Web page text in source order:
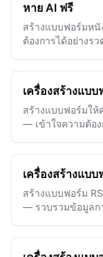
หาย AI ฟรี
สร้างแบบฟอร์มหนั
ต้องการได้อย่างร
เครื่องสร้างแบ
สร้างแบบฟอร์มให้
— เข้าใจความต้อ
เครื่องสร้างแบ
สร้างแบบฟอร์ม
— รวบรวมข้อมูลก